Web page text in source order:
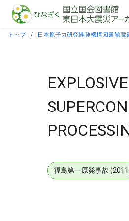
本文に飛ぶ
トップ 日本原子力研究開発機構図書館蔵
福島第一原発事故